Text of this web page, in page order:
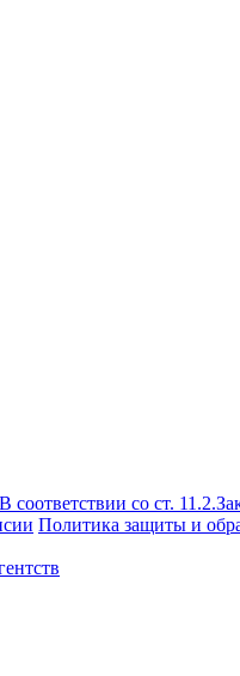
В соответствии со ст.
Политика защиты и